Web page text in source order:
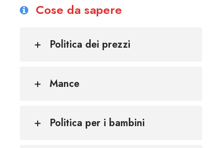
Cose da sapere
Politica dei prezzi
Mance
Politica per i bambini